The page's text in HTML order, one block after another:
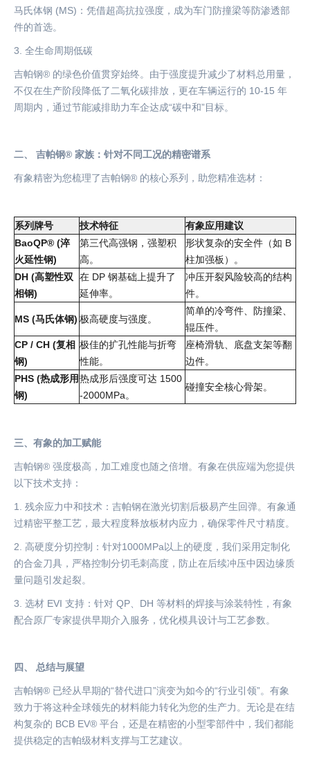
马氏体钢 (MS)：凭借超高抗拉强度，成为车门防撞梁等防渗透部
件的首选。
3. 全生命周期低碳
吉帕钢® 的绿色价值贯穿始终。由于强度提升减少了材料总用量，
不仅在生产阶段降低了二氧化碳排放，更在车辆运行的 10-15 年
周期内，通过节能减排助力车企达成“碳中和”目标。
二、 吉帕钢® 家族：针对不同工况的精密谱系
有象精密为您梳理了吉帕钢® 的核心系列，助您精准选材：
系列牌号 技术特征
有象应用建议
BaoQP® (淬
火延性钢)
第三代高强钢，强塑积
高。
形状复杂的安全件（如 B
柱加强板）。
DH (高塑性双
相钢)
在 DP 钢基础上提升了
延伸率。
冲压开裂风险较高的结构
件。
MS (马氏体钢) 极高硬度与强度。
简单的冷弯件、防撞梁、
辊压件。
CP / CH (复相
钢)
极佳的扩孔性能与折弯
性能。
座椅滑轨、底盘支架等翻
边件。
PHS (热成形用
钢)
热成形后强度可达 1500
-2000MPa。
碰撞安全核心骨架。
三、 有象的加工赋能
吉帕钢® 强度极高，加工难度也随之倍增。有象在供应端为您提供
以下技术支持：
1. 残余应力中和技术：吉帕钢在激光切割后极易产生回弹。有象通
过精密平整工艺，最大程度释放板材内应力，确保零件尺寸精度。
2. 高硬度分切控制：针对1000MPa以上的硬度，我们采用定制化
的合金刀具，严格控制分切毛刺高度，防止在后续冲压中因边缘质
量问题引发起裂。
3. 选材 EVI 支持：针对 QP、DH 等材料的焊接与涂装特性，有象
配合原厂专家提供早期介入服务，优化模具设计与工艺参数。
四、 总结与展望
吉帕钢® 已经从早期的“替代进口”演变为如今的“行业引领”。有象
致力于将这种全球领先的材料能力转化为您的生产力。无论是在结
构复杂的 BCB EV® 平台，还是在精密的小型零部件中，我们都能
提供稳定的吉帕级材料支撑与工艺建议。